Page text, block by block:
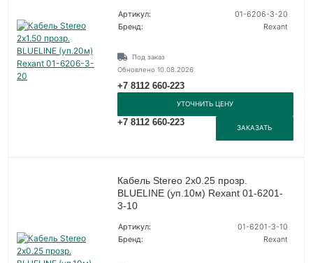
Артикул:
01-6206-3-20
Бренд:
Rexant
Под заказ
Обновлено 10.08.2026
+7 8112 660-223
УТОЧНИТЬ ЦЕНУ
+7 8112 660-223
ЗАКАЗАТЬ
Кабель Stereo 2х0.25 прозр.
BLUELINE (уп.10м) Rexant 01-6201-
3-10
Артикул:
01-6201-3-10
Бренд:
Rexant